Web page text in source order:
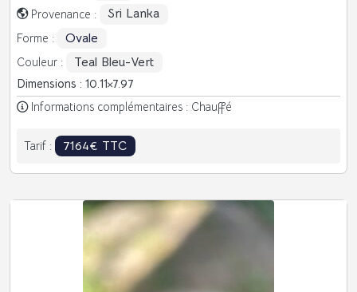
Provenance : Sri Lanka
Forme : Ovale
Couleur : Teal Bleu-Vert
Dimensions : 10.11 7.97
Informations complémentaires : Chauffé
Tarif : 7164€ TTC